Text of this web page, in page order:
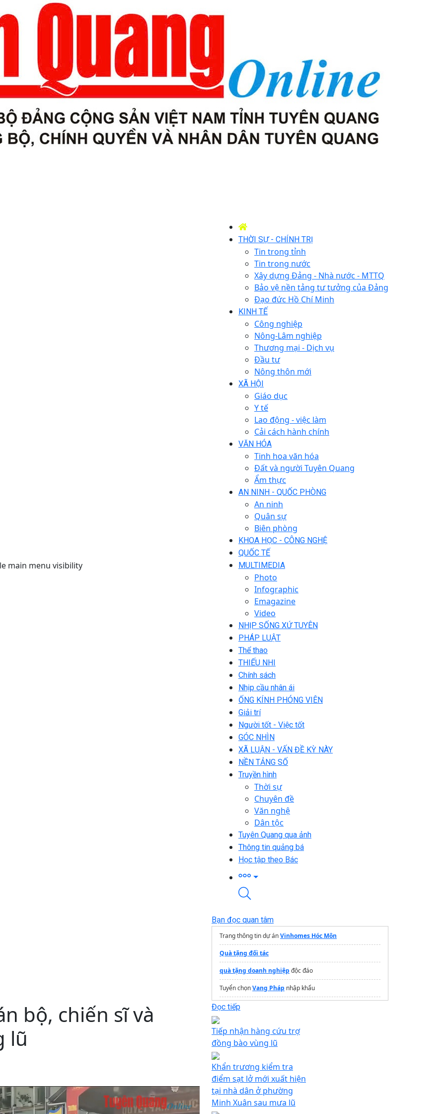
main menu visibility
THỜI SỰ - CHÍNH TRỊ
Tin trong tỉnh
Tin trong nước
Xây dựng Đảng - Nhà nước - MTTQ
Bảo vệ nền tảng tư tưởng của Đảng
Đạo đức Hồ Chí Minh
KINH TẾ
Công nghiệp
Nông-Lâm nghiệp
Thương mại - Dịch vụ
Đầu tư
Nông thôn mới
XÃ HỘI
Giáo dục
Y tế
Lao động - việc làm
Cải cách hành chính
VĂN HÓA
Tinh hoa văn hóa
Đất và người Tuyên Quang
Ẩm thực
AN NINH - QUỐC PHÒNG
An ninh
Quân sự
Biên phòng
KHOA HỌC - CÔNG NGHỆ
QUỐC TẾ
MULTIMEDIA
Photo
Infographic
Emagazine
Video
NHỊP SỐNG XỨ TUYÊN
PHÁP LUẬT
Thể thao
THIẾU NHI
Chính sách
Nhịp cầu nhân ái
ỐNG KÍNH PHÓNG VIÊN
Giải trí
Người tốt - Việc tốt
GÓC NHÌN
XÃ LUẬN - VẤN ĐỀ KỲ NÀY
NỀN TẢNG SỐ
Truyền hình
Thời sự
Chuyên đề
Văn nghệ
Dân tộc
Tuyên Quang qua ảnh
Thông tin quảng bá
Học tập theo Bác
bộ, chiến sĩ và
lũ
Bạn đọc quan tâm
Trang thông tin dự ánVinhomes Hóc Môn
Quà tặng đối tác
quà tặng doanh nghiệp độc đáo
Tuyển chọnVang Pháp nhập khẩu
In tem đồng
https://quatang3a.com/
Đọc tiếp
Tiếp nhận hàng cứu trợ
đồng bào vùng lũ
Khẩn trương kiểm tra
điểm sạt lở mới xuất hiện
tại nhà dân ở phường
Minh Xuân sau mưa lũ